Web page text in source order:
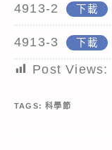
4913-2 下載
4913-3 下載
Post Views:
TAGS:科學節